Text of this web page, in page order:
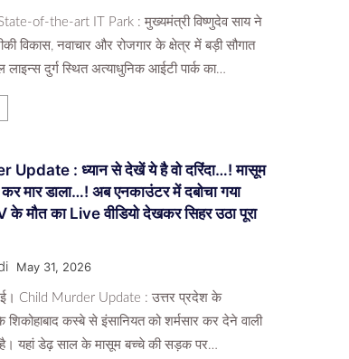
of-the-art IT Park : मुख्यमंत्री विष्णुदेव साय ने
विकास, नवाचार और रोजगार के क्षेत्र में बड़ी सौगात
दुर्ग स्थित अत्याधुनिक आईटी पार्क का…
: ध्यान से देखें ये है वो दरिंदा…! मासूम
मार डाला…! अब एनकाउंटर में दबोचा गया
मौत का Live वीडियो देखकर सिहर उठा पूरा
May 31, 2026
Child Murder Update : उत्तर प्रदेश के
शिकोहाबाद कस्बे से इंसानियत को शर्मसार कर देने वाली
यहां डेढ़ साल के मासूम बच्चे की सड़क पर…